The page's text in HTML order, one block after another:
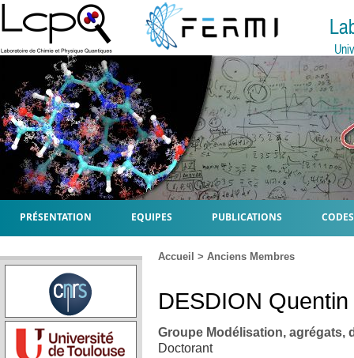
PRÉSENTATION EQUIPES PUBLICATIONS
Accueil > Anciens Membres
DESDION Quentin
Groupe Modélisation, agrégats,
Doctorant